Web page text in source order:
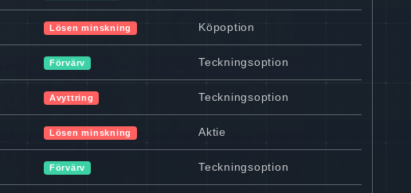
Lösen minskning Köpoption
Förvärv Teckningsoption
Avyttring Teckningsoption
Lösen minskning Aktie
Förvärv Teckningsoption